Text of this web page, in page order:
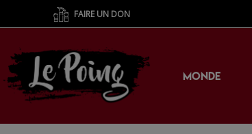
FAIRE UN DON
MONDE